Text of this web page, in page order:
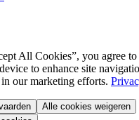
All Cookies”, you agree
to enhance site
in our marketing efforts.
Alle cookies weigeren